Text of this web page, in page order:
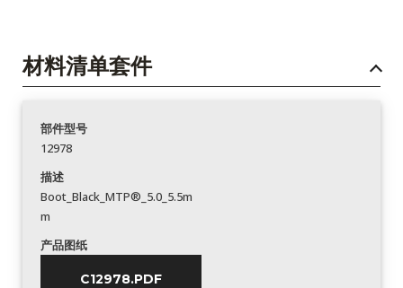
材料清单套件
部件型号
12978
描述
Boot_Black_MTP®_5.0_5.5m
m
产品图纸
C12978.PDF